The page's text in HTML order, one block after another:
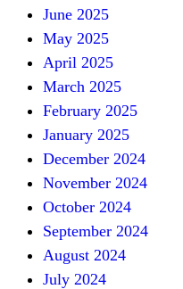
June 2025
May 2025
April 2025
March 2025
February 2025
January 2025
December 2024
November 2024
October 2024
September 2024
August 2024
July 2024